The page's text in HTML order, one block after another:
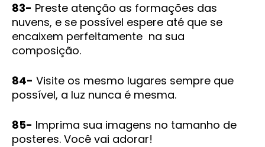
83- Preste atenção as formações das
nuvens, e se possível espere até que se
encaixem perfeitamente na sua
composição.
84- Visite os mesmo lugares sempre que
possível, a luz nunca é mesma.
85- Imprima sua imagens no tamanho de
posteres. Você vai adorar!